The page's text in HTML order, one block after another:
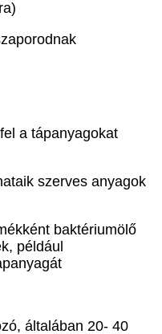
a tápanyagokat
szerves anyagok
baktériumölő
például
általában 20- 40